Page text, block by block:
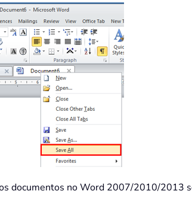
documentos no Word 2007/2010/2013